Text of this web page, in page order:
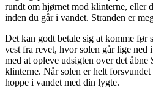
rundt om hjørnet mod klinterne, eller
inden du går i vandet. Stranden er
Det kan godt betale sig at komme før
vest fra revet, hvor solen går lige ned
med at opleve udsigten over det
klinterne. Når solen er helt
hoppe i vandet med din lygte.